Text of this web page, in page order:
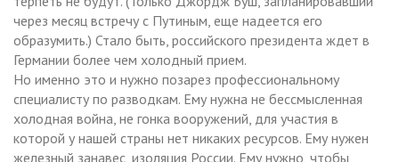
через месяц встречу с Путиным, еще надеется его
образумить.) Стало быть, российского президента ждет в
Германии более чем холодный прием.
Но именно это и нужно позарез профессиональному
специалисту по разводкам. Ему нужна не бессмысленная
холодная война, не гонка вооружений, для участия в
которой у нашей страны нет никаких ресурсов. Ему нужен
железный занавес, изоляция России. Ему нужно, чтобы